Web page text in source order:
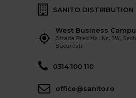
SANITO DISTRIBUTION
West Business
Strada Preciziei, Nr, 3W,
Bucuresti
0314 100 110
office@sanito.ro